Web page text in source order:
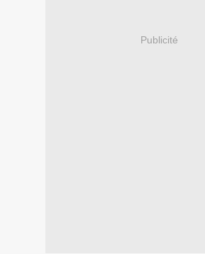
Publicité